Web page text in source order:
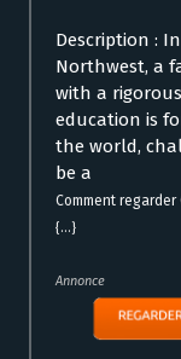
Description :
Northwest, a
with a
education is
the world,
be a
Comment
{...}
Annonce